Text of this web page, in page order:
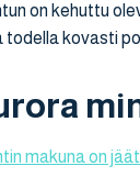
on kehuttu
todella kovasti
makuna on